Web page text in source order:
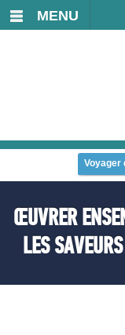
MENU
Voyager
ŒUVRER
LES